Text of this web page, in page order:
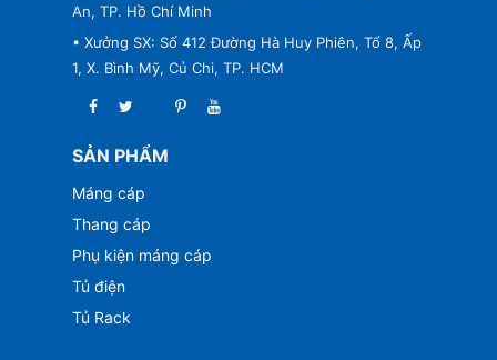
An, TP. Hồ Chí Minh
• Xưởng SX: Số 412 Đường Hà Huy Phiên, Tổ 8, Ấp
1, X. Bình Mỹ, Củ Chi, TP. HCM
SẢN PHẨM
Máng cáp
Thang cáp
Phụ kiện máng cáp
Tủ điện
Tủ Rack